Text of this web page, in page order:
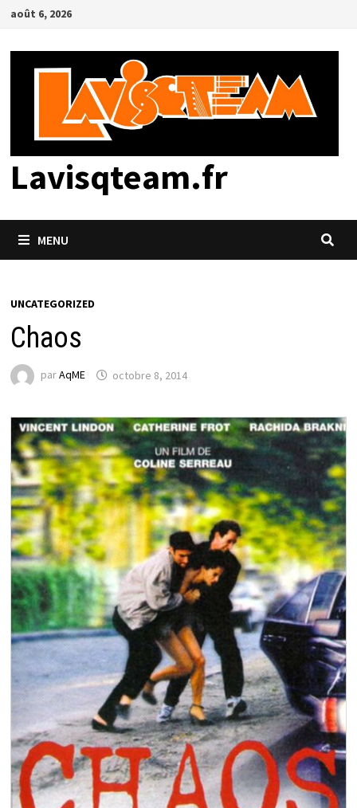
Passer
contenu
août 6, 2026
Lavisqteam.fr
MENU
UNCATEGORIZED
Chaos
parAqME octobre 8, 2014